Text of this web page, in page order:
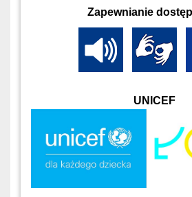
Zapewnianie
UNICEF